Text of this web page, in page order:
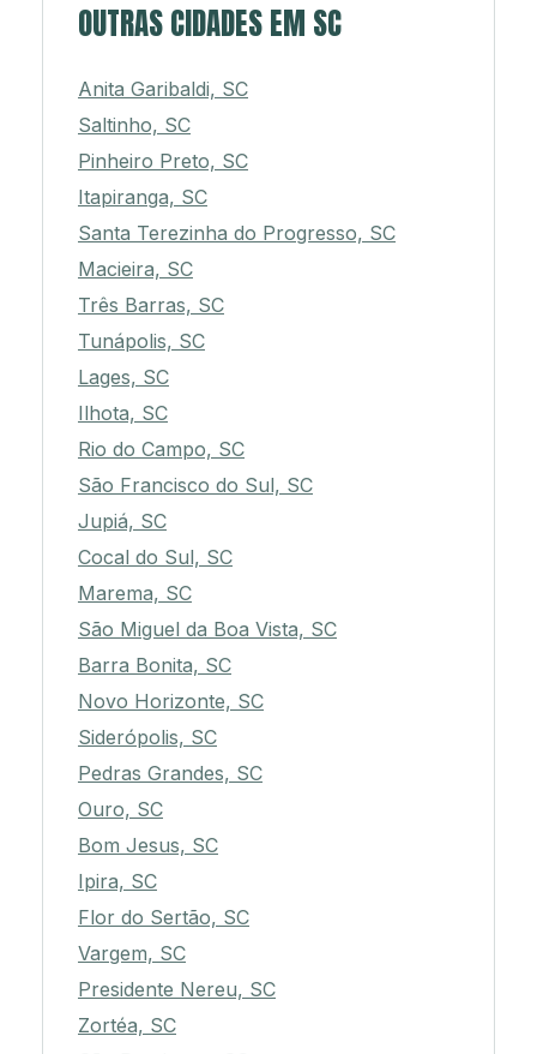
OUTRAS CIDADES EM SC
Anita Garibaldi, SC
Saltinho, SC
Pinheiro Preto, SC
Itapiranga, SC
Santa Terezinha do Progresso, SC
Macieira, SC
Três Barras, SC
Tunápolis, SC
Lages, SC
Ilhota, SC
Rio do Campo, SC
São Francisco do Sul, SC
Jupiá, SC
Cocal do Sul, SC
Marema, SC
São Miguel da Boa Vista, SC
Barra Bonita, SC
Novo Horizonte, SC
Siderópolis, SC
Pedras Grandes, SC
Ouro, SC
Bom Jesus, SC
Ipira, SC
Flor do Sertão, SC
Vargem, SC
Presidente Nereu, SC
Zortéa, SC